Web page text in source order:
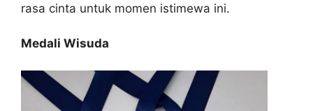
rasa cinta untuk momen istimewa ini.
Medali Wisuda